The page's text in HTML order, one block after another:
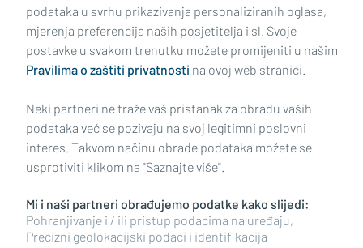
Impressum Uvjeti korištenja Politika privatnosti
Politika kolačića Kontakt Pritužbe Suradnici
Oglašavanje
RUBRIKE
BRODSKO-POSAVSKA ŽUPANIJA
podataka u svrhu prikazivanja personaliziranih oglasa,
mjerenja preferencija naših posjetitelja i sl. Svoje
postavke u svakom trenutku možete promijeniti u našim
Pravilima o zaštiti privatnosti na ovoj web stranici.
Neki partneri ne traže vaš pristanak za obradu vaših
podataka već se pozivaju na svoj legitimni poslovni
interes. Takvom načinu obrade podataka možete se
usprotiviti klikom na "Saznajte više".
Mi i naši partneri obrađujemo podatke kako slijedi:
Pohranjivanje i / ili pristup podacima na uređaju,
Precizni geolokacijski podaci i identifikacija